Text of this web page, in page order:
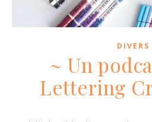
DIVERS
~ Un
Lettering